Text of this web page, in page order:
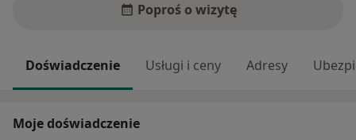
Poproś o wizytę
Doświadczenie Usługi i ceny Adresy
Moje doświadczenie